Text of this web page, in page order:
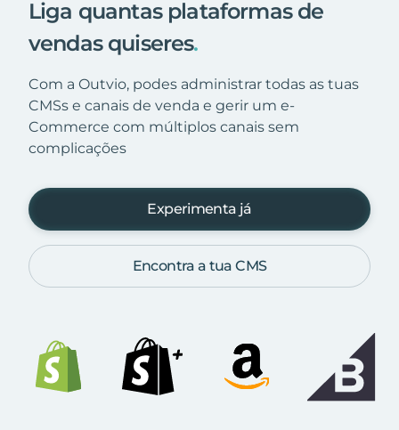
Liga quantas plataformas de
vendas quiseres.
Com a Outvio, podes administrar todas as tuas
CMSs e canais de venda e gerir um e-
Commerce com múltiplos canais sem
complicações
Experimenta já
Encontra a tua CMS